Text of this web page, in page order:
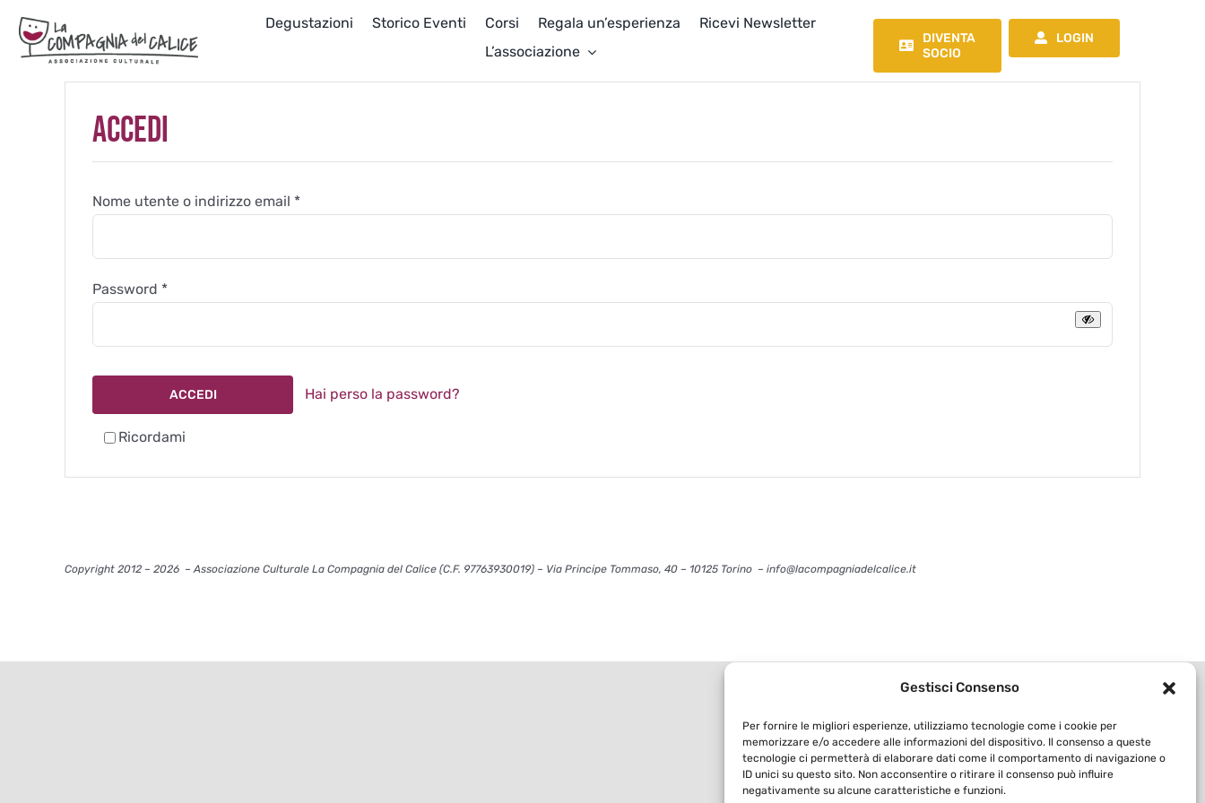
Gestisci Consenso
Per fornire le migliori esperienze, utilizziamo tecnologie come i cookie per
memorizzare e/o accedere alle informazioni del dispositivo. Il consenso a queste
tecnologie ci permetterà di elaborare dati come il comportamento di navigazione o
ID unici su questo sito. Non acconsentire o ritirare il consenso può influire
negativamente su alcune caratteristiche e funzioni.
contenuto
Degustazioni Storico Eventi Corsi Regala un’esperienza
Ricevi Newsletter
L’associazione
DIVENTA
SOCIO
LOGIN
Accedi
Nome utente o indirizzo email *Richiesto
Password *Richiesto
Ricordami
ACCEDI Hai perso la password?
Copyright 2012 – 2026 – Associazione Culturale La Compagnia del Calice (C.F. 97763930019) – Via Principe Tommaso, 40 – 10125 Torino – info@lacompagniadelcalice.it